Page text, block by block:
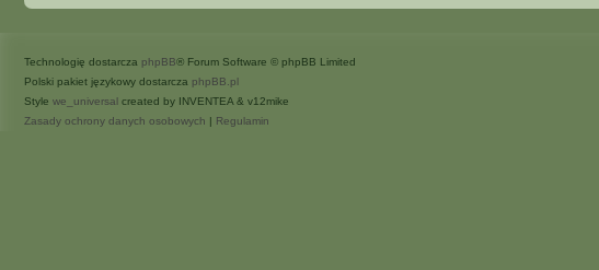
Technologię dostarcza phpBB® Forum Software © phpBB Limited
Polski pakiet językowy dostarcza phpBB.pl
Style we_universal created by INVENTEA & v12mike
Zasady ochrony danych osobowych | Regulamin